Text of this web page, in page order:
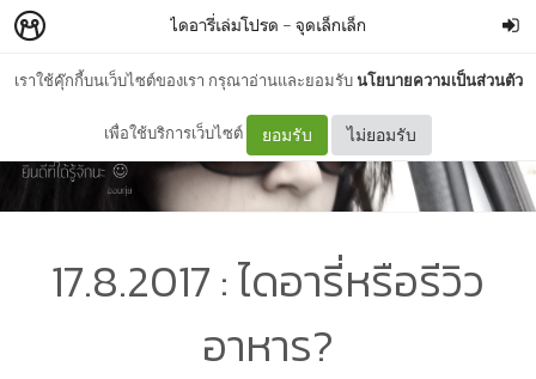
เราใช้คุ๊กกี้บนเว็บไซต์ของเรา กรุณาอ่านและยอมรับนโยบายความเป็นส่วนตัว
เพื่อใช้บริการเว็บไซต์ ยอมรับ ไม่ยอมรับ
ไดอารี่เล่มโปรด – จุดเล็กเล็ก
17.8.2017 : ไดอารี่หรือรีวิว
อาหาร?